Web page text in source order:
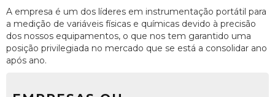
A empresa é um dos líderes em instrumentação portátil para
a medição de variáveis físicas e químicas devido à precisão
dos nossos equipamentos, o que nos tem garantido uma
posição privilegiada no mercado que se está a consolidar ano
após ano.